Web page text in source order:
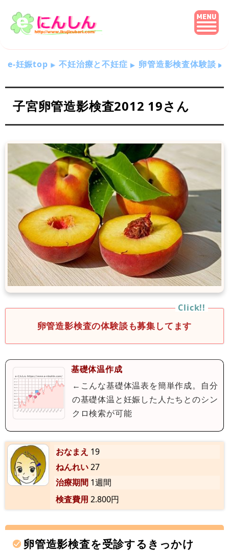
e-妊娠top 不妊治療と不妊症 卵管造影検査体験談
子宮卵管造影検査2012 19さん
卵管造影検査の体験談も募集してます
基礎体温作成
←こんな基礎体温表を簡単作成。自分
の基礎体温と妊娠した人たちとのシン
クロ検索が可能
おなまえ 19
ねんれい27
治療期間 1週間
検査費用 2.800円
卵管造影検査を受診するきっかけ